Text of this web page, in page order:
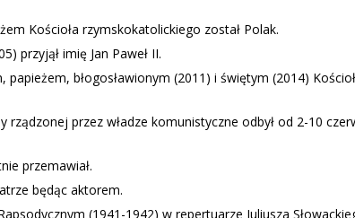
Kościoła rzymskokatolickiego został Polak.
przyjął imię Jan Paweł II.
błogosławionym (2011) i świętym (2014)
rządzonej przez władze komunistyczne odbył od 2-10
przemawiał.
będąc aktorem.
(1941-1942) w repertuarze Juliusza